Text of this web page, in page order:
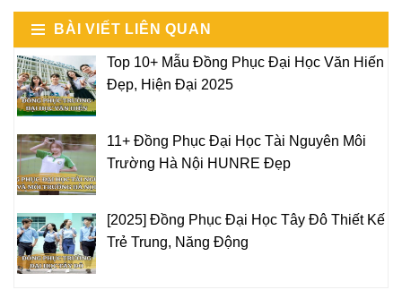
BÀI VIẾT LIÊN QUAN
Top 10+ Mẫu Đồng Phục Đại Học Văn Hiến
Đẹp, Hiện Đại 2025
11+ Đồng Phục Đại Học Tài Nguyên Môi
Trường Hà Nội HUNRE Đẹp
[2025] Đồng Phục Đại Học Tây Đô Thiết Kế
Trẻ Trung, Năng Động